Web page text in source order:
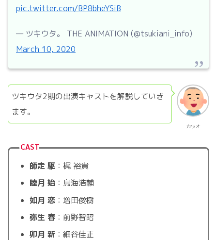
pic.twitter.com/BP8bheYSiB
— ツキウタ。 THE ANIMATION (@tsukiani_info)
March 10, 2020
カツオ
ツキウタ2期の出演キャストを解説していき
ます。
CAST
師走 駆 ：梶 裕貴
睦月 始：鳥海浩輔
如月 恋：増田俊樹
弥生 春：前野智昭
卯月 新：細谷佳正